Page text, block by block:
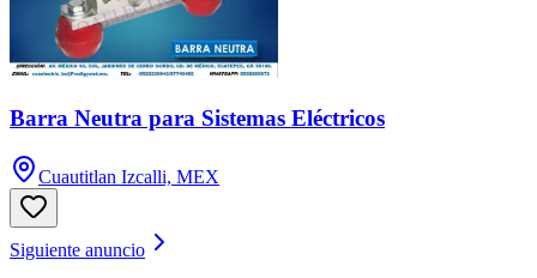
Barra Neutra para Sistemas Eléctricos
Cuautitlan Izcalli, MEX
Siguiente anuncio